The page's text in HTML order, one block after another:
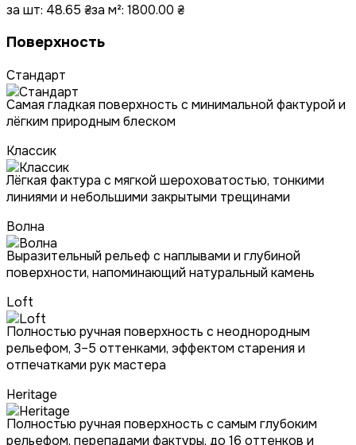
за шт: 48.65 ₴за м²: 1800.00 ₴
Поверхность
Стандарт
Самая гладкая поверхность с минимальной фактурой и
лёгким природным блеском
Классик
Лёгкая фактура с мягкой шероховатостью, тонкими
линиями и небольшими закрытыми трещинами
Волна
Выразительный рельеф с наплывами и глубиной
поверхности, напоминающий натуральный камень
Loft
Полностью ручная поверхность с неоднородным
рельефом, 3–5 оттенками, эффектом старения и
отпечатками рук мастера
Heritage
Полностью ручная поверхность с самым глубоким
рельефом, перепадами фактуры, до 16 оттенков и